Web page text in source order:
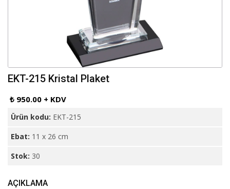
EKT-215 Kristal Plaket
₺ 950.00 + KDV
Ürün kodu: EKT-215
Ebat: 11 x 26 cm
Stok: 30
AÇIKLAMA